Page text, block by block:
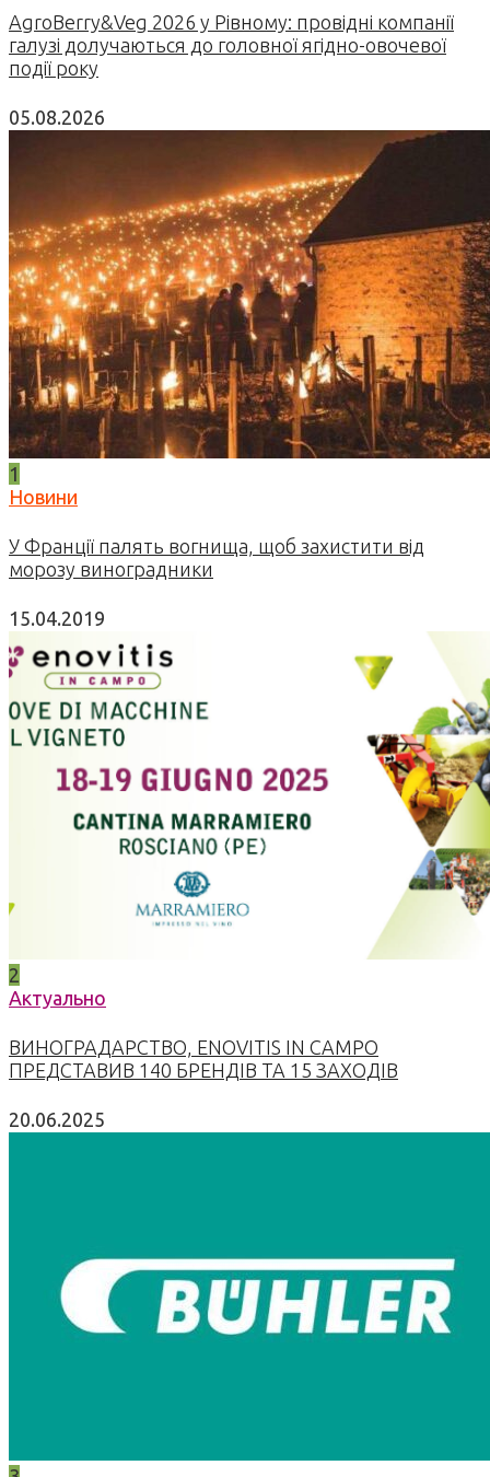
AgroBerry&Veg 2026 у Рівному: провідні компанії
галузі долучаються до головної ягідно-овочевої
події року
05.08.2026
1
Новини
У Франції палять вогнища, щоб захистити від
морозу виноградники
15.04.2019
2
Актуально
ВИНОГРАДАРСТВО, ENOVITIS IN CAMPO
ПРЕДСТАВИВ 140 БРЕНДІВ ТА 15 ЗАХОДІВ
20.06.2025